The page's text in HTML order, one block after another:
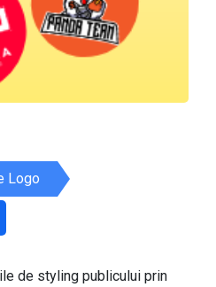
Logo
de styling publicului prin